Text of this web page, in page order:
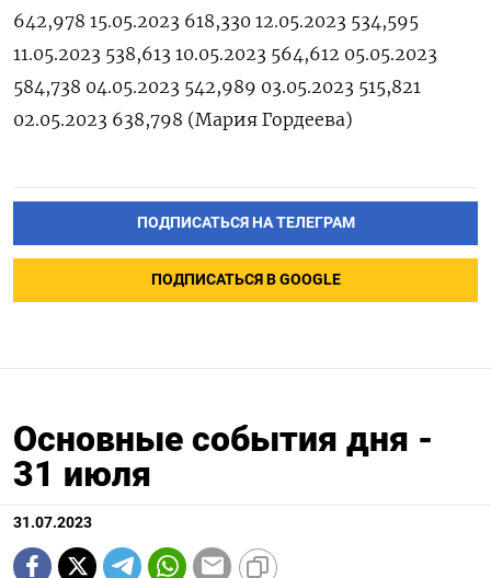
642,978 15.05.2023 618,330 12.05.2023 534,595
11.05.2023 538,613 10.05.2023 564,612 05.05.2023
584,738 04.05.2023 542,989 03.05.2023 515,821
02.05.2023 638,798 (Мария Гордеева)
ПОДПИСАТЬСЯ НА ТЕЛЕГРАМ
ПОДПИСАТЬСЯ В GOOGLE
Основные события дня -
31 июля
31.07.2023